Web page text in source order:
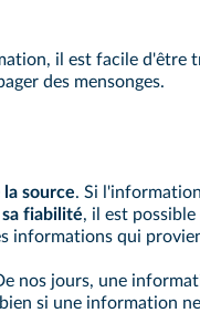
il est facile d'être
des mensonges.
la source. Si
fiabilité, il est
informations qui
nos jours, une
si une information